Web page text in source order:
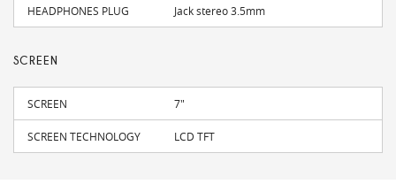
HEADPHONES PLUG Jack stereo 3.5mm
SCREEN
SCREEN 7"
SCREEN TECHNOLOGY LCD TFT